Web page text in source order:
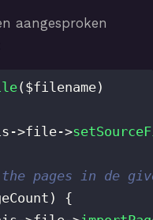
aangesproken
( $filename)
->file->
pages in de
)
{